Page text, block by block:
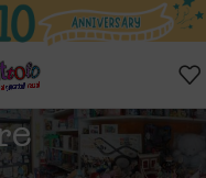
Visualizzazione di 5 risultati